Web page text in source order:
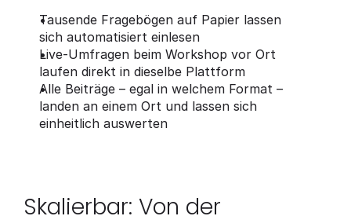
Tausende Fragebögen auf Papier lassen
sich automatisiert einlesen
Live-Umfragen beim Workshop vor Ort
laufen direkt in dieselbe Plattform
Alle Beiträge – egal in welchem Format –
landen an einem Ort und lassen sich
einheitlich auswerten
Skalierbar: Von der